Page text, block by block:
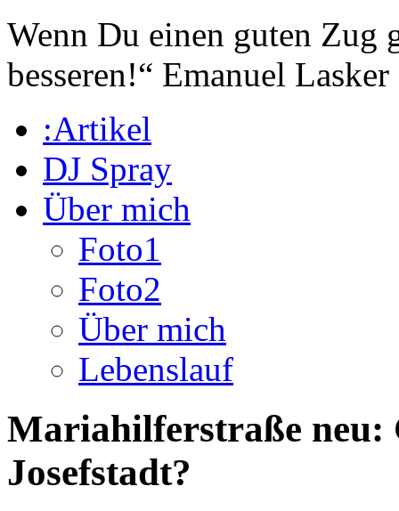
Wenn Du einen guten Zug
besseren!“ Emanuel Lasker
:Artikel
DJ Spray
Über mich
Foto1
Foto2
Über mich
Lebenslauf
Mariahilferstraße neu:
Josefstadt?